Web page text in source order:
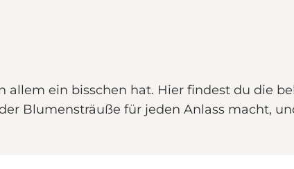
allem ein bisschen hat. Hier findest du die
Blumensträuße für jeden Anlass macht,